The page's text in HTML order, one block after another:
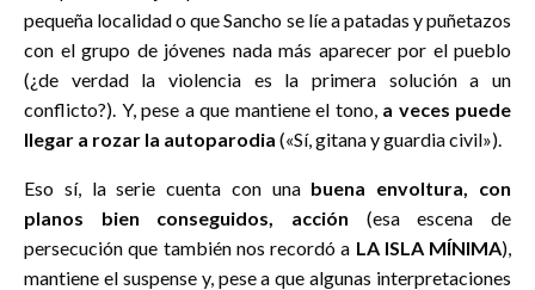
pequeña localidad o que Sancho se líe a patadas y puñetazos
con el grupo de jóvenes nada más aparecer por el pueblo
(¿de verdad la violencia es la primera solución a un
conflicto?). Y, pese a que mantiene el tono, a veces puede
llegar a rozar la autoparodia («Sí, gitana y guardia civil»).
Eso sí, la serie cuenta con una buena envoltura, con
planos bien conseguidos, acción (esa escena de
persecución que también nos recordó a LA ISLA MÍNIMA),
mantiene el suspense y, pese a que algunas interpretaciones